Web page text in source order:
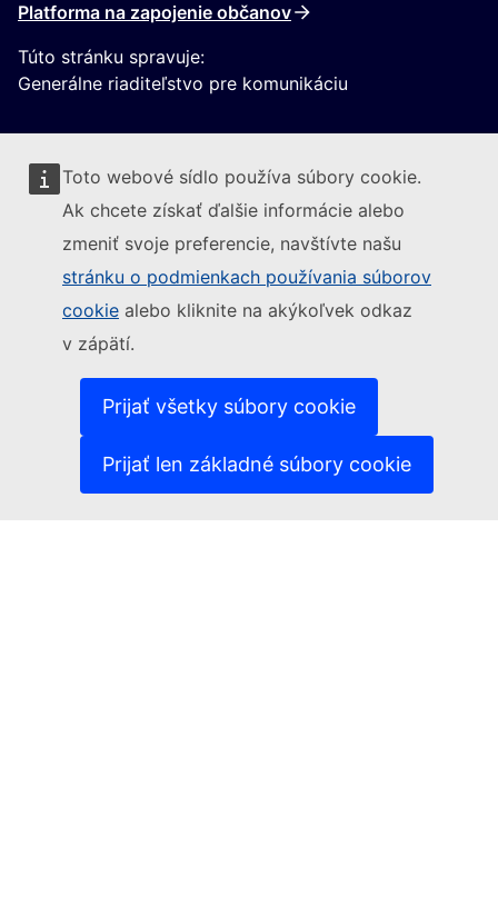
Toto webové sídlo používa súbory cookie.
Ak chcete získať ďalšie informácie alebo
zmeniť svoje preferencie, navštívte našu
stránku o podmienkach používania súborov
cookie alebo kliknite na akýkoľvek odkaz
v zápätí.
Prijať všetky súbory cookie
Prijať len základné súbory cookie
Platforma na zapojenie občanov
Túto stránku spravuje:
Generálne riaditeľstvo pre komunikáciu
Sledujte Európsku komisiu
Kontakt(Externý odkaz)
Nahlásiť IT zraniteľnosť
Jazyky na našich webových stránkach(Externý odkaz)
Súbory cookies(Externý odkaz)
Politika ochrany osobných údajov
Právne upozornenie
(Externý odkaz)